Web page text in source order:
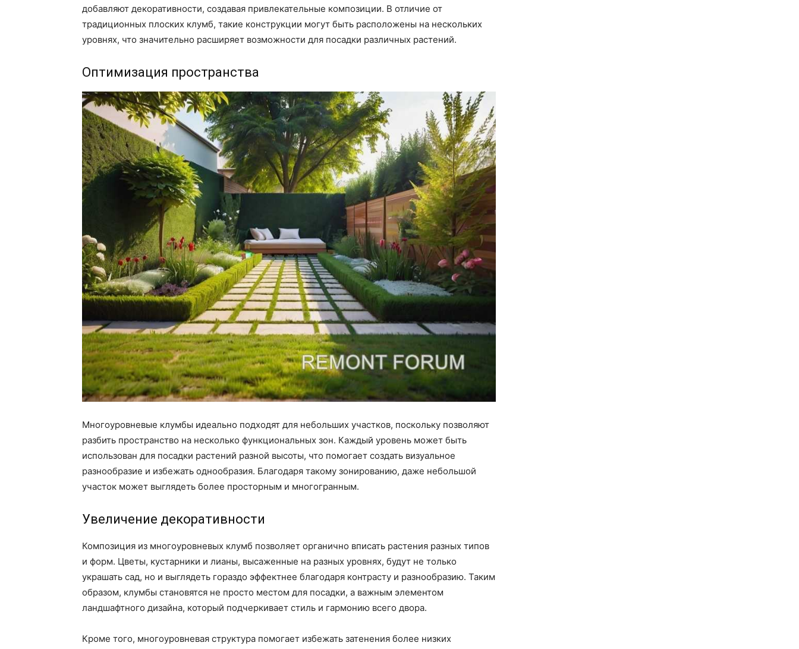
добавляют декоративности, создавая привлекательные композиции. В отличие от
традиционных плоских клумб, такие конструкции могут быть расположены на нескольких
уровнях, что значительно расширяет возможности для посадки различных растений.
Оптимизация пространства
Многоуровневые клумбы идеально подходят для небольших участков, поскольку позволяют
разбить пространство на несколько функциональных зон. Каждый уровень может быть
использован для посадки растений разной высоты, что помогает создать визуальное
разнообразие и избежать однообразия. Благодаря такому зонированию, даже небольшой
участок может выглядеть более просторным и многогранным.
Увеличение декоративности
Композиция из многоуровневых клумб позволяет органично вписать растения разных типов
и форм. Цветы, кустарники и лианы, высаженные на разных уровнях, будут не только
украшать сад, но и выглядеть гораздо эффектнее благодаря контрасту и разнообразию. Таким
образом, клумбы становятся не просто местом для посадки, а важным элементом
ландшафтного дизайна, который подчеркивает стиль и гармонию всего двора.
Кроме того, многоуровневая структура помогает избежать затенения более низких